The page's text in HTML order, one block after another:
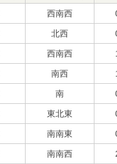
西南西
北西
西南西
南西
南
東北東
南南東
南南西